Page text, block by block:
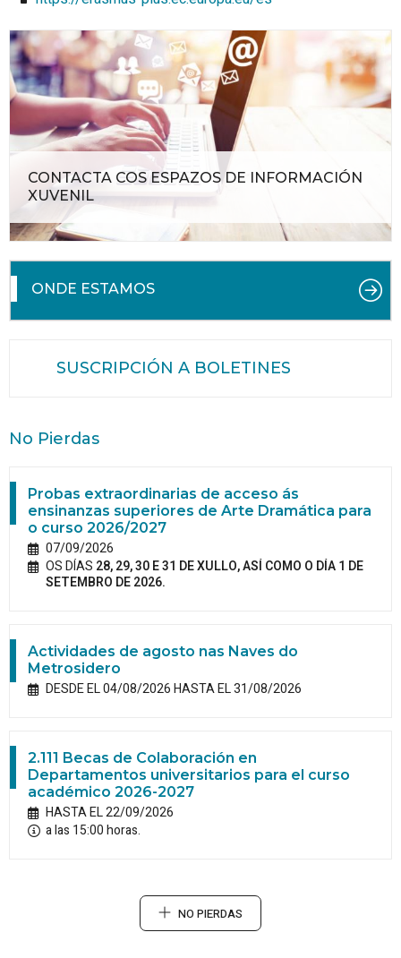
CONTACTA COS ESPAZOS DE INFORMACIÓN
XUVENIL
ONDE ESTAMOS
SUSCRIPCIÓN A BOLETINES
No Pierdas
Probas extraordinarias de acceso ás
ensinanzas superiores de Arte Dramática para
o curso 2026/2027
07/09/2026
OS DÍAS 28, 29, 30 E 31 DE XULLO, ASÍ COMO O DÍA 1 DE
SETEMBRO DE 2026.
Actividades de agosto nas Naves do
Metrosidero
DESDE EL 04/08/2026 HASTA EL 31/08/2026
2.111 Becas de Colaboración en
Departamentos universitarios para el curso
académico 2026-2027
HASTA EL 22/09/2026
a las 15:00 horas.
NO PIERDAS